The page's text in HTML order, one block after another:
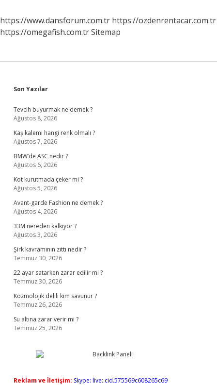
https://www.dansforum.com.tr https://ozdenrentacar.com.tr
https://omegafish.com.trSitemap
Sidebar
Son Yazılar
Tevcih buyurmak ne demek ?
Ağustos 8, 2026
Kaş kalemi hangi renk olmalı ?
Ağustos 7, 2026
BMW’de ASC nedir ?
Ağustos 6, 2026
Kot kurutmada çeker mi ?
Ağustos 5, 2026
Avant-garde Fashion ne demek ?
Ağustos 4, 2026
33M nereden kalkıyor ?
Ağustos 3, 2026
Şirk kavramının zıttı nedir ?
Temmuz 30, 2026
22 ayar satarken zarar edilir mi ?
Temmuz 30, 2026
Kozmolojik delili kim savunur ?
Temmuz 26, 2026
Su altına zarar verir mi ?
Temmuz 25, 2026
Reklam ve İletişim: Skype: live:.cid.575569c608265c69